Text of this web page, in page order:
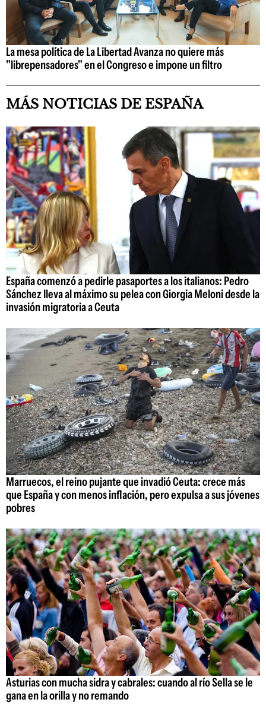
La mesa política de La Libertad Avanza no quiere más
"librepensadores" en el Congreso e impone un filtro
MÁS NOTICIAS DE ESPAÑA
España comenzó a pedirle pasaportes a los italianos: Pedro
Sánchez lleva al máximo su pelea con Giorgia Meloni desde la
invasión migratoria a Ceuta
Marruecos, el reino pujante que invadió Ceuta: crece más
que España y con menos inflación, pero expulsa a sus jóvenes
pobres
Asturias con mucha sidra y cabrales: cuando al río Sella se le
gana en la orilla y no remando